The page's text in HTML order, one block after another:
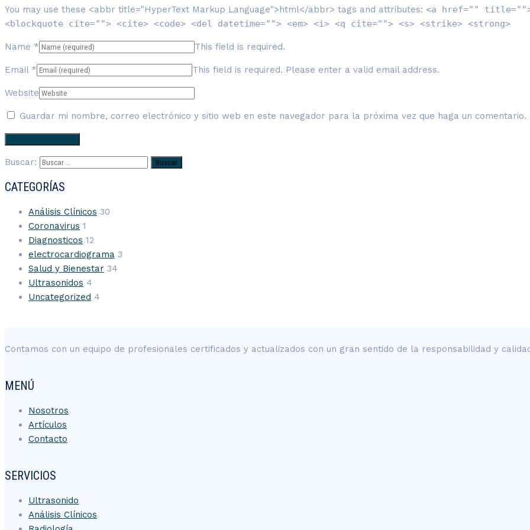
You may use these <abbr title="HyperText Markup Language">html</abbr> tags and attributes: <a href=""
<blockquote cite=""> <cite> <code> <del datetime=""> <em> <i> <q cite=""> <s> <strike> <strong>
Name * This field is required.
Email * This field is required. Please enter a valid email address.
Website
Guardar mi nombre, correo electrónico y sitio web en este navegador para la próxima vez que haga un comentario.
Buscar:
CATEGORÍAS
Análisis Clínicos 30
Coronavirus 1
Diagnosticos 12
electrocardiograma 3
Salud y Bienestar 34
Ultrasonidos 4
Uncategorized 4
Contamos con un equipo de profesionales certificados y actualizados con un gran sentido de la responsabilidad y
MENÚ
Nosotros
Artículos
Contacto
SERVICIOS
Ultrasonido
Análisis Clínicos